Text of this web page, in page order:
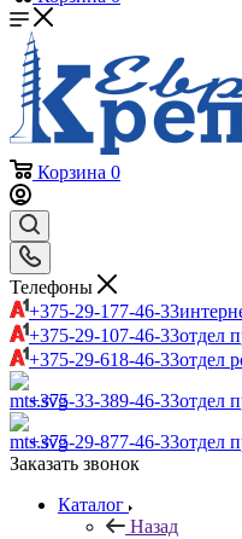
Корзина 0
Телефоны
+375-29-177-46-33
+375-29-107-46-33отдел
+375-29-618-46-33отдел
+375-33-389-46-33отдел
+375-29-877-46-33отдел
Заказать звонок
Каталог
Назад